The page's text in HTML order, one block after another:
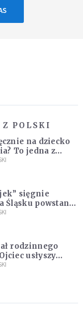
POLSKI
na dziecko
To jedna z
"Rozwój
sięgnie
Śląsku powstanie
rodzinnego
usłyszy